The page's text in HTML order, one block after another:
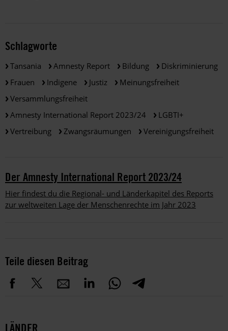
Schlagworte
Tansania Amnesty Report Bildung
Diskriminierung
Frauen
Indigene Justiz
Meinungsfreiheit
Versammlungsfreiheit
Amnesty International Report 2023/24
LGBTI+
Vertreibung
Zwangsräumungen Vereinigungsfreiheit
Der Amnesty International Report 2023/24
Hier findest du die Regional- und Länderkapitel des Reports
zur weltweiten Lage der Menschenrechte im Jahr 2023
Teile diesen Beitrag
LÄNDER